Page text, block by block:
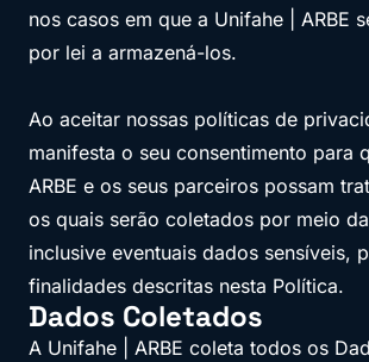
nos casos em que a Unifahe | ARBE
por lei a armazená-los.
Ao aceitar nossas políticas de
manifesta o seu consentimento para
ARBE e os seus parceiros possam
os quais serão coletados por meio
inclusive eventuais dados sensíveis,
finalidades descritas nesta Política.
Dados Coletados
A Unifahe | ARBE coleta todos os